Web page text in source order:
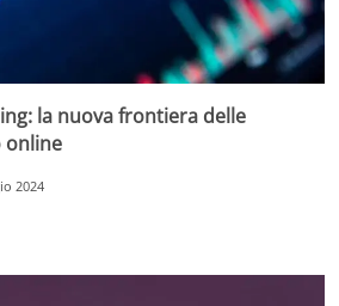
la nuova frontiera delle
online
2024